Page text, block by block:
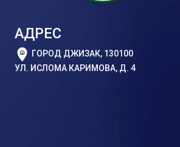
АДРЕС
ГОРОД ДЖИЗАК, 130100
УЛ. ИСЛОМА КАРИМОВА, Д. 4